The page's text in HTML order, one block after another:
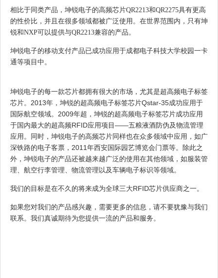
相比于同类产品，坤锐电子的高频芯片QR2213和QR2275具有更高
的性价比，并且在很多领域都被广泛使用。在世界范围内，只有坤
锐和NXP可以提供与QR2213兼容的产品。
坤锐电子的移动支付产品已成功应用于成都电子科技大学校园一卡
通等项目中。
坤锐电子的每一款芯片都拥有很大的市场，尤其是超高频电子标签
芯片。2013年，坤锐的超高频电子标签芯片Qstar-35成功应用于
国际航空领域。2009年超，坤锐的超高频电子标签芯片成功应用
于国内最大的超高频RFID应用项目——五粮液酒防伪及物流管理
应用。同时，坤锐电子的高频芯片同样也在众多领域中应用，如广
深铁路的电子客票，2011年西安国际园艺博览会门票等。除此之
外，坤锐电子的产品还被越来越广泛的使用在其他领域，如服装管
理、航空行李管理、物流管理以及车辆电子标识等领域。
我们的目标是在不久的将来成为全球三大RFID芯片供应商之一。
如果您对我们的产品感兴趣，需要更多的信息，请不要犹豫与我们
联系。我们真诚期待为您提供一流的产品和服务。